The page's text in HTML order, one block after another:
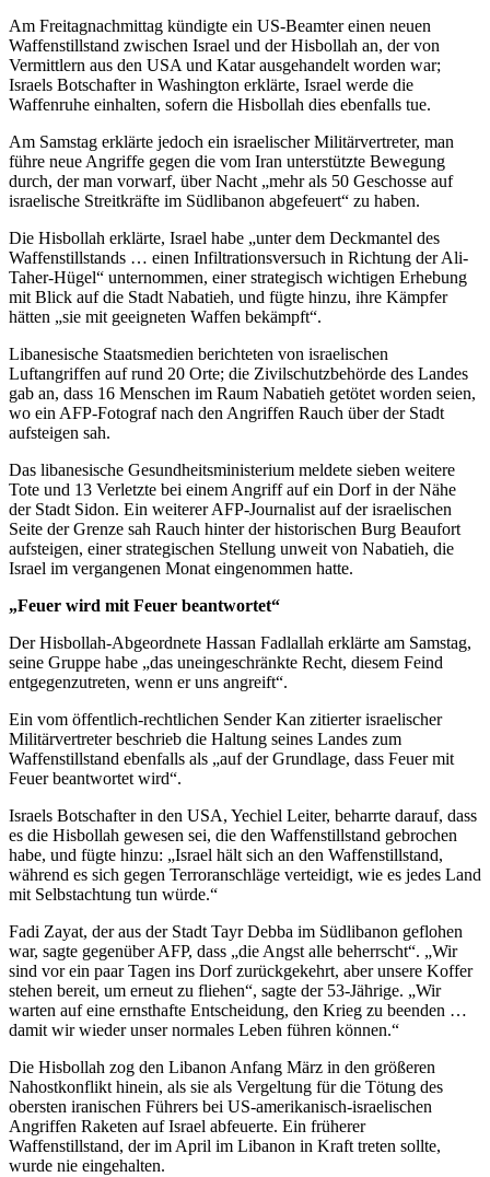
Am Freitagnachmittag kündigte ein US-Beamter einen neuen
Waffenstillstand zwischen Israel und der Hisbollah an, der von
Vermittlern aus den USA und Katar ausgehandelt worden war;
Israels Botschafter in Washington erklärte, Israel werde die
Waffenruhe einhalten, sofern die Hisbollah dies ebenfalls tue.
Am Samstag erklärte jedoch ein israelischer Militärvertreter, man
führe neue Angriffe gegen die vom Iran unterstützte Bewegung
durch, der man vorwarf, über Nacht „mehr als 50 Geschosse auf
israelische Streitkräfte im Südlibanon abgefeuert“ zu haben.
Die Hisbollah erklärte, Israel habe „unter dem Deckmantel des
Waffenstillstands … einen Infiltrationsversuch in Richtung der Ali-
Taher-Hügel“ unternommen, einer strategisch wichtigen Erhebung
mit Blick auf die Stadt Nabatieh, und fügte hinzu, ihre Kämpfer
hätten „sie mit geeigneten Waffen bekämpft“.
Libanesische Staatsmedien berichteten von israelischen
Luftangriffen auf rund 20 Orte; die Zivilschutzbehörde des Landes
gab an, dass 16 Menschen im Raum Nabatieh getötet worden seien,
wo ein AFP-Fotograf nach den Angriffen Rauch über der Stadt
aufsteigen sah.
Das libanesische Gesundheitsministerium meldete sieben weitere
Tote und 13 Verletzte bei einem Angriff auf ein Dorf in der Nähe
der Stadt Sidon. Ein weiterer AFP-Journalist auf der israelischen
Seite der Grenze sah Rauch hinter der historischen Burg Beaufort
aufsteigen, einer strategischen Stellung unweit von Nabatieh, die
Israel im vergangenen Monat eingenommen hatte.
„Feuer wird mit Feuer beantwortet“
Der Hisbollah-Abgeordnete Hassan Fadlallah erklärte am Samstag,
seine Gruppe habe „das uneingeschränkte Recht, diesem Feind
entgegenzutreten, wenn er uns angreift“.
Ein vom öffentlich-rechtlichen Sender Kan zitierter israelischer
Militärvertreter beschrieb die Haltung seines Landes zum
Waffenstillstand ebenfalls als „auf der Grundlage, dass Feuer mit
Feuer beantwortet wird“.
Israels Botschafter in den USA, Yechiel Leiter, beharrte darauf, dass
es die Hisbollah gewesen sei, die den Waffenstillstand gebrochen
habe, und fügte hinzu: „Israel hält sich an den Waffenstillstand,
während es sich gegen Terroranschläge verteidigt, wie es jedes Land
mit Selbstachtung tun würde.“
Fadi Zayat, der aus der Stadt Tayr Debba im Südlibanon geflohen
war, sagte gegenüber AFP, dass „die Angst alle beherrscht“. „Wir
sind vor ein paar Tagen ins Dorf zurückgekehrt, aber unsere Koffer
stehen bereit, um erneut zu fliehen“, sagte der 53-Jährige. „Wir
warten auf eine ernsthafte Entscheidung, den Krieg zu beenden …
damit wir wieder unser normales Leben führen können.“
Die Hisbollah zog den Libanon Anfang März in den größeren
Nahostkonflikt hinein, als sie als Vergeltung für die Tötung des
obersten iranischen Führers bei US-amerikanisch-israelischen
Angriffen Raketen auf Israel abfeuerte. Ein früherer
Waffenstillstand, der im April im Libanon in Kraft treten sollte,
wurde nie eingehalten.